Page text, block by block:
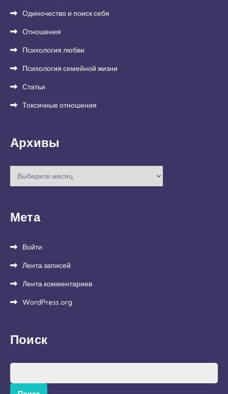
Одиночество и поиск себя
Отношения
Психология любви
Психология семейной жизни
Статьи
Токсичные отношения
Архивы
Архивы
Мета
Войти
Лента записей
Лента комментариев
WordPress.org
Поиск